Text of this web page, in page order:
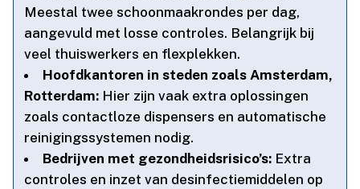
Meestal twee schoonmaakrondes per dag,
aangevuld met losse controles.​ Belangrijk bij
veel thuiswerkers en flexplekken.​
Hoofdkantoren in steden zoals Amsterdam,
Rotterdam: Hier zijn vaak extra oplossingen
zoals contactloze dispensers en automatische
reinigingssystemen nodig.​
Bedrijven met gezondheidsrisico’s: Extra
controles en inzet van desinfectiemiddelen op